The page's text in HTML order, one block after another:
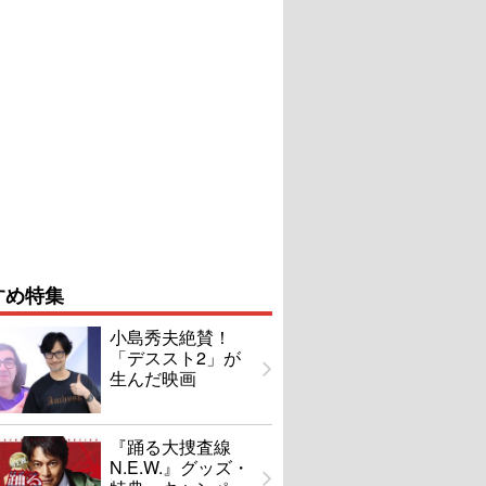
特集
小島秀夫絶賛！
「デススト2」が
生んだ映画
『踊る大捜査線
N.E.W.』グッズ・